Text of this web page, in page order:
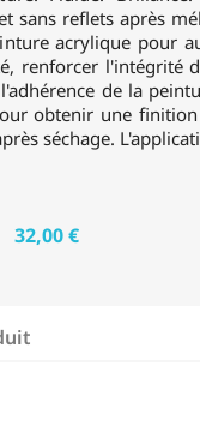
sans reflets après
acrylique pour
renforcer l'intégrité
de la
obtenir une
séchage.
32,00 €